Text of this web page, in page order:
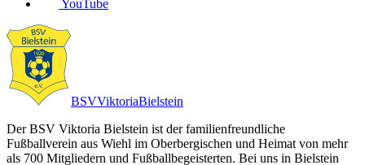
YouTube
BSVViktoriaBielstein
Der BSV Viktoria Bielstein ist der familienfreundliche
Fußballverein aus Wiehl im Oberbergischen und Heimat von mehr
als 700 Mitgliedern und Fußballbegeisterten. Bei uns in Bielstein